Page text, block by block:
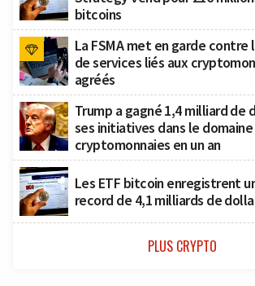
bitcoins
La FSMA met en garde
de services liés aux
agréés
Trump a gagné 1,4 milliard de
ses initiatives dans le
cryptomonnaies en un an
Les ETF bitcoin enregistrent
record de 4,1 milliards de
PLUS CRYPTO